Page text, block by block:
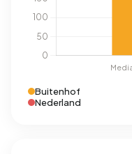
Buitenhof
Nederland